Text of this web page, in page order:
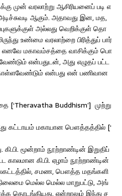
முன் வரலாற்று ஆசிரியனைப் படி எ
ஆகும். அதாவது இன, மத,
அல்லது வெறிக்குள் தொ
உண்மை வரலாற்றை பிரித்துப் பார்
மகாவம்சத்தை வாசிக்கும் பொ
என்பதுடன், அது எழுதப் பட்ட
என்பது என் பணிவான
Buddhism’] முற்று
கட்டாயம் மகாயான பௌத்தத்தில் [‘
கி.பி. மூன்றாம் நூற்றாண்டின் இறுதிப்
காலமான கி.பி. ஏழாம் நூற்றாண்டின்
சமண, பௌத்த மதங்களி
மெல்ல மெல்ல மாறுபட்டு, அங்
தொடங்கியது. என்றாலும் இந்து ச